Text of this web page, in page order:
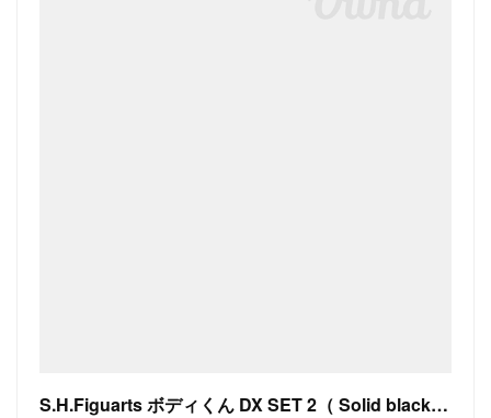
S.H.Figuarts ボディくん DX SET 2（ Solid black Color Ver.） | 魂ウェブ